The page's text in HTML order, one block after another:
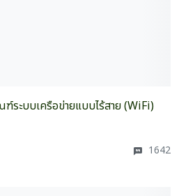
ระบบเครือข่ายแบบไร้สาย (WiFi)
1642